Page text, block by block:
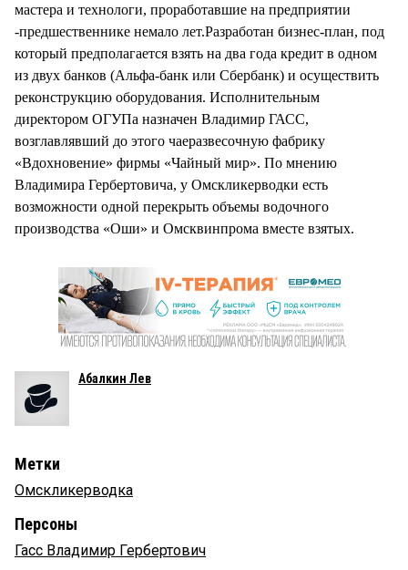
мастера и технологи, проработавшие на предприятии
-предшественнике немало лет.Разработан бизнес-план, под
который предполагается взять на два года кредит в одном
из двух банков (Альфа-банк или Сбербанк) и осуществить
реконструкцию оборудования. Исполнительным
директором ОГУПа назначен Владимир ГАСС,
возглавлявший до этого чаеразвесочную фабрику
«Вдохновение» фирмы «Чайный мир». По мнению
Владимира Гербертовича, у Омскликерводки есть
возможности одной перекрыть объемы водочного
производства «Оши» и Омсквинпрома вместе взятых.
Абалкин Лев
Метки
Омскликерводка
Персоны
Гасс Владимир Гербертович